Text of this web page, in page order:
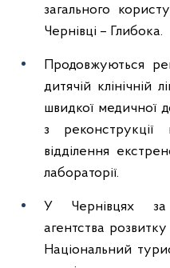
загального
Чернівці – Глибока.
Продовжуються
дитячій клінічній
швидкої медичної
з
відділення
лабораторії.
У Чернівцях за
агентства
Національний